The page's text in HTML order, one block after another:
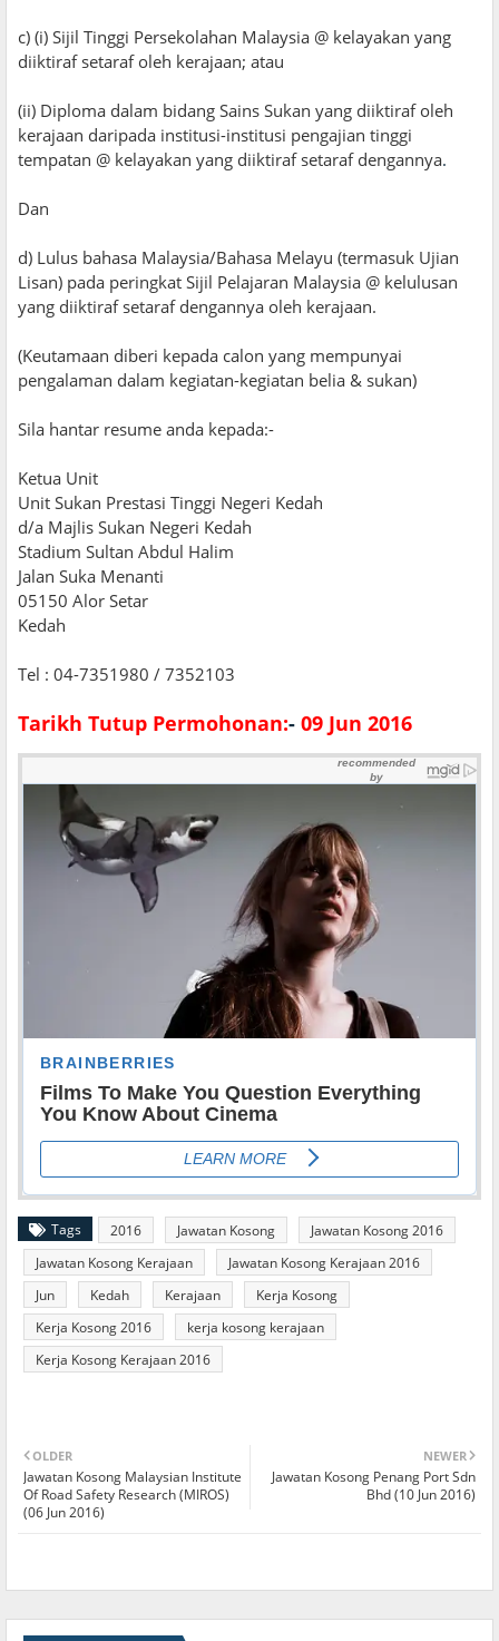
c) (i) Sijil Tinggi Persekolahan Malaysia @ kelayakan yang
diiktiraf setaraf oleh kerajaan; atau
(ii) Diploma dalam bidang Sains Sukan yang diiktiraf oleh
kerajaan daripada institusi-institusi pengajian tinggi
tempatan @ kelayakan yang diiktiraf setaraf dengannya.
Dan
d) Lulus bahasa Malaysia/Bahasa Melayu (termasuk Ujian
Lisan) pada peringkat Sijil Pelajaran Malaysia @ kelulusan
yang diiktiraf setaraf dengannya oleh kerajaan.
(Keutamaan diberi kepada calon yang mempunyai
pengalaman dalam kegiatan-kegiatan belia & sukan)
Sila hantar resume anda kepada:-
Ketua Unit
Unit Sukan Prestasi Tinggi Negeri Kedah
d/a Majlis Sukan Negeri Kedah
Stadium Sultan Abdul Halim
Jalan Suka Menanti
05150 Alor Setar
Kedah
Tel : 04-7351980 / 7352103
Tarikh Tutup Permohonan:- 09 Jun 2016
Tags 2016 Jawatan Kosong
Jawatan Kosong 2016
Jawatan Kosong Kerajaan
Jawatan Kosong Kerajaan 2016
Jun
Kedah Kerajaan
Kerja Kosong
Kerja Kosong 2016
kerja kosong kerajaan
Kerja Kosong Kerajaan 2016
NEWER
Jawatan Kosong Penang Port Sdn
Bhd (10 Jun 2016)
OLDER
Jawatan Kosong Malaysian Institute
Of Road Safety Research (MIROS)
(06 Jun 2016)